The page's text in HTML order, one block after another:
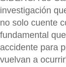
investigación
no solo cuente
fundamental
accidente para
vuelvan a